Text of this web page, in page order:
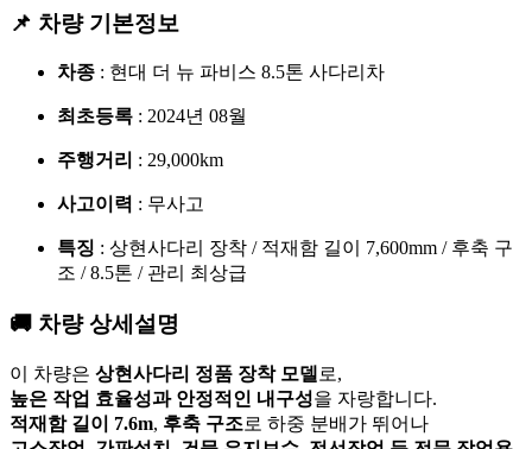
📌 차량 기본정보
차종 : 현대 더 뉴 파비스 8.5톤 사다리차
최초등록 : 2024년 08월
주행거리 : 29,000km
사고이력 : 무사고
특징 : 상현사다리 장착 / 적재함 길이 7,600mm / 후축 구
조 / 8.5톤 / 관리 최상급
🚚 차량 상세설명
이 차량은 상현사다리 정품 장착 모델 로,
높은 작업 효율성과 안정적인 내구성을 자랑합니다.
적재함 길이 7.6m, 후축 구조로 하중 분배가 뛰어나